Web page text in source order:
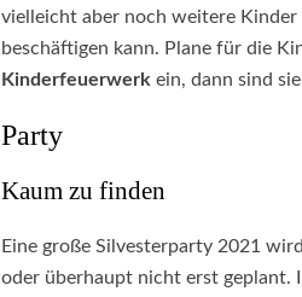
vielleicht aber noch weitere Kinder
beschäftigen kann. Plane für die
Kinderfeuerwerk ein, dann sind
Party
Kaum zu finden
Eine große Silvesterparty 2021
oder überhaupt nicht erst geplant.